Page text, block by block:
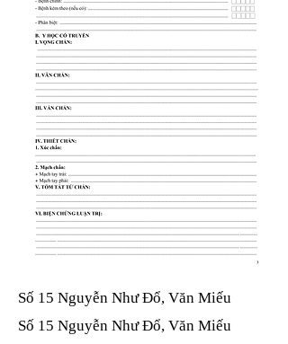
Số 15 Nguyễn Như Đổ, Văn Miếu​​​​
Số 15 Nguyễn Như Đổ, Văn Miếu​​​​